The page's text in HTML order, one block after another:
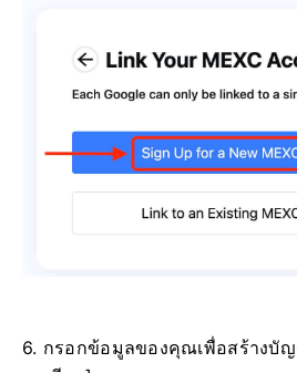
6. กรอกข้อมูลของคุณเพื่อสร้างบั